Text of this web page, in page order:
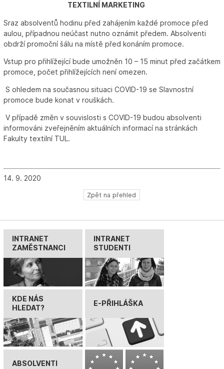
TEXTILNÍ MARKETING
Sraz absolventů hodinu před zahájením každé promoce před
aulou, případnou neúčast nutno oznámit předem. Absolventi
obdrží promoční šálu na místě před konáním promoce.
Vstup pro přihlížející bude umožněn 10 – 15 minut před začátkem
promoce, počet přihlížejících není omezen.
S ohledem na současnou situaci COVID-19 se Slavnostní
promoce bude konat v rouškách.
V případě změn v souvislosti s COVID-19 budou absolventi
informováni zveřejněním aktuálních informací na stránkách
Fakulty textilní TUL.
14. 9. 2020
Zpět na přehled
INTRANET
ZAMĚSTNANCI
INTRANET
STUDENTI
KDE NÁS
HLEDAT?
E-PŘIHLÁŠKA
ABSOLVENTI